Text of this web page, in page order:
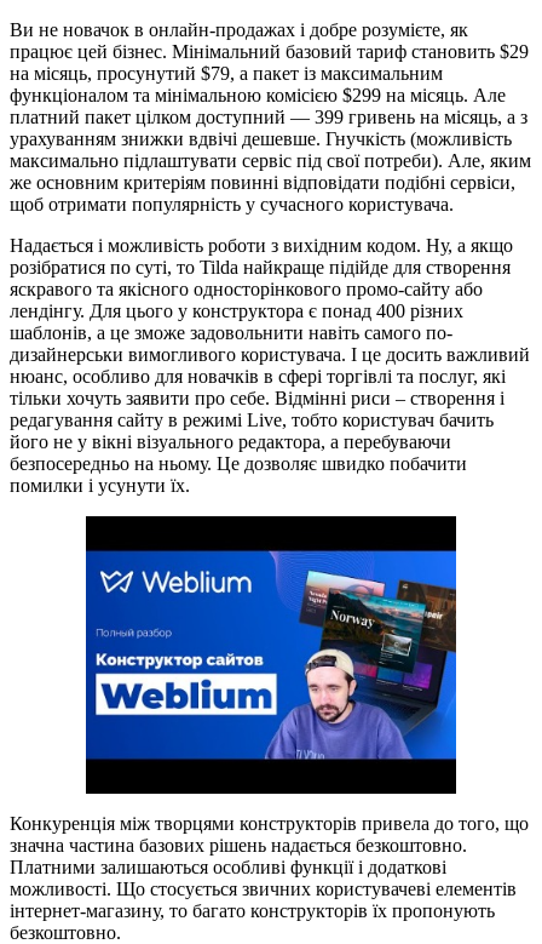
Ви не новачок в онлайн-продажах і добре розумієте, як
працює цей бізнес. Мінімальний базовий тариф становить $29
на місяць, просунутий $79, а пакет із максимальним
функціоналом та мінімальною комісією $299 на місяць. Але
платний пакет цілком доступний — 399 гривень на місяць, а з
урахуванням знижки вдвічі дешевше. Гнучкість (можливість
максимально підлаштувати сервіс під свої потреби). Але, яким
же основним критеріям повинні відповідати подібні сервіси,
щоб отримати популярність у сучасного користувача.
Надається і можливість роботи з вихідним кодом. Ну, а якщо
розібратися по суті, то Tilda найкраще підійде для створення
яскравого та якісного односторінкового промо-сайту або
лендінгу. Для цього у конструктора є понад 400 різних
шаблонів, а це зможе задовольнити навіть самого по-
дизайнерськи вимогливого користувача. І це досить важливий
нюанс, особливо для новачків в сфері торгівлі та послуг, які
тільки хочуть заявити про себе. Відмінні риси – створення і
редагування сайту в режимі Live, тобто користувач бачить
його не у вікні візуального редактора, а перебуваючи
безпосередньо на ньому. Це дозволяє швидко побачити
помилки і усунути їх.
Конкуренція між творцями конструкторів привела до того, що
значна частина базових рішень надається безкоштовно.
Платними залишаються особливі функції і додаткові
можливості. Що стосується звичних користувачеві елементів
інтернет-магазину, то багато конструкторів їх пропонують
безкоштовно.